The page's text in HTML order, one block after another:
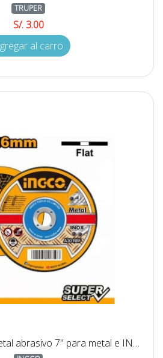
TRUPER
S/. 3.00
al carro
disco de corte de metal abrasivo 7'' para metal e INOX